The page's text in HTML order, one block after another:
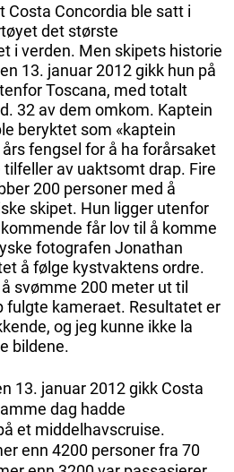
Costa Concordia ble satt i
det største
i verden. Men skipets historie
13. januar 2012 gikk hun på
Toscana, med totalt
32 av dem omkom. Kaptein
beryktet som «kaptein
fengsel for å ha forårsaket
av uaktsomt drap. Fire
200 personer med å
skipet. Hun ligger utenfor
får lov til å komme
fotografen Jonathan
å følge kystvaktens ordre.
svømme 200 meter ut til
fulgte kameraet. Resultatet er
og jeg kunne ikke la
bildene.
13. januar 2012 gikk Costa
dag hadde
et middelhavscruise.
enn 4200 personer fra 70